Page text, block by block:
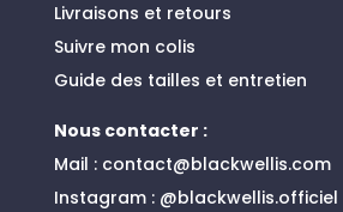
Livraisons et retours
Suivre mon colis
Guide des tailles et entretien
Nous contacter :
Mail : contact@blackwellis.com
Instagram :@blackwellis.officiel